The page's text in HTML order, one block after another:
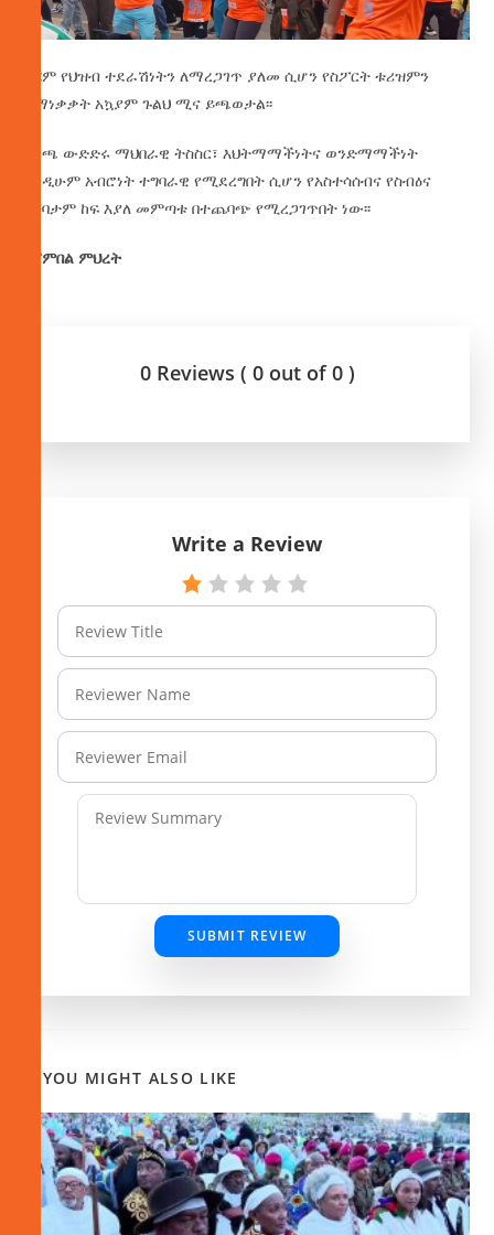
ይሄም የህዝብ ተደራሽነትን ለማረጋገጥ ያለመ ሲሆን የስፖርት ቱሪዝምን
ከማነቃቃት አኳያም ጉልህ ሚና ይጫወታል፡፡
የሩጫ ውድድሩ ማህበራዊ ትስስር፣ እህትማማችነትና ወንድማማችነት
እንዲሁም አብሮነት ተግባራዊ የሚደረግበት ሲሆን የአስተሳሰብና የስብዕና
ግንባታም ከፍ እያለ መምጣቱ በተጨባጭ የሚረጋገጥበት ነው፡፡
በሻምበል ምህረት
0 Reviews ( 0 out of 0 )
Write a Review
SUBMIT REVIEW
YOU MIGHT ALSO LIKE